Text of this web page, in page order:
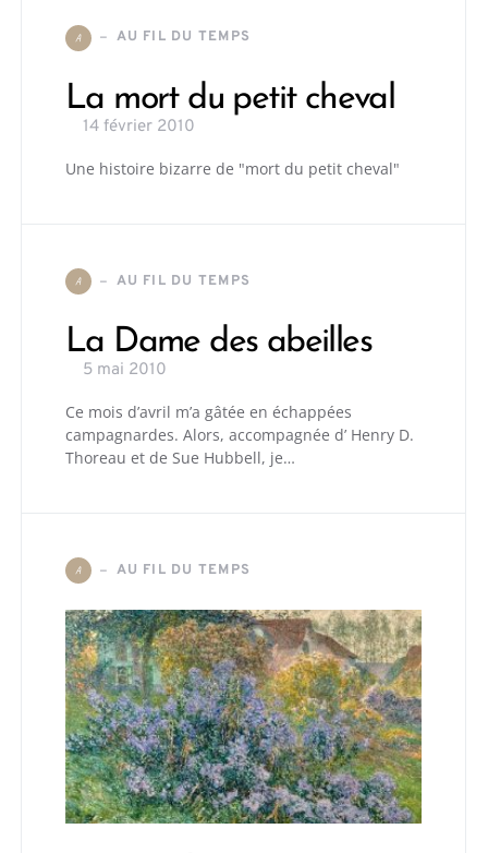
A AU FIL DU TEMPS
La mort du petit cheval
14 février 2010
Une histoire bizarre de "mort du petit cheval"
A AU FIL DU TEMPS
La Dame des abeilles
5 mai 2010
Ce mois d’avril m’a gâtée en échappées
campagnardes. Alors, accompagnée d’ Henry D.
Thoreau et de Sue Hubbell, je…
A AU FIL DU TEMPS